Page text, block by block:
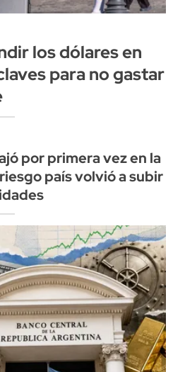
los dólares en
para no gastar
por primera vez en la
país volvió a subir